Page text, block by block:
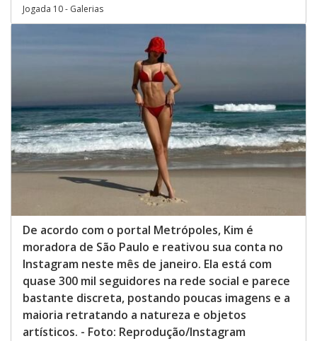
Jogada 10 - Galerias
De acordo com o portal Metrópoles, Kim é
moradora de São Paulo e reativou sua conta no
Instagram neste mês de janeiro. Ela está com
quase 300 mil seguidores na rede social e parece
bastante discreta, postando poucas imagens e a
maioria retratando a natureza e objetos
artísticos. - Foto: Reprodução/Instagram